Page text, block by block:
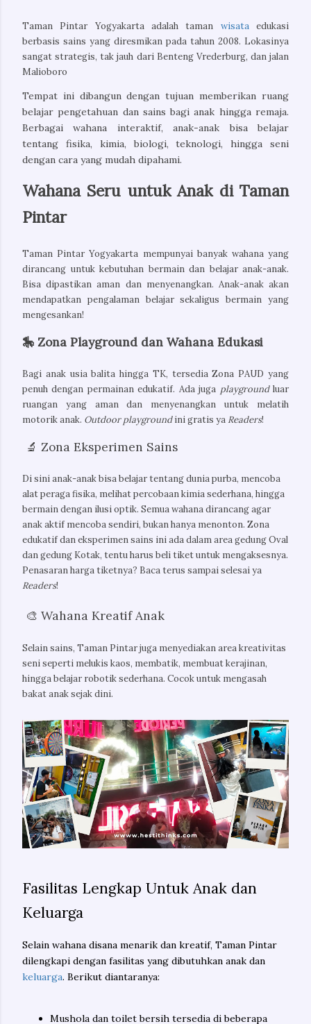
Taman Pintar Yogyakarta adalah taman wisata edukasi
berbasis sains yang diresmikan pada tahun 2008. Lokasinya
sangat strategis, tak jauh dari Benteng Vrederburg, dan jalan
Malioboro
Tempat ini dibangun dengan tujuan memberikan ruang
belajar pengetahuan dan sains bagi anak hingga remaja.
Berbagai wahana interaktif, anak-anak bisa belajar
tentang fisika, kimia, biologi, teknologi, hingga seni
dengan cara yang mudah dipahami.
Wahana Seru untuk Anak di Taman
Pintar
Taman Pintar Yogyakarta mempunyai banyak wahana yang
dirancang untuk kebutuhan bermain dan belajar anak-anak.
Bisa dipastikan aman dan menyenangkan. Anak-anak akan
mendapatkan pengalaman belajar sekaligus bermain yang
mengesankan!
🎠 Zona Playground dan Wahana Edukasi
Bagi anak usia balita hingga TK, tersedia Zona PAUD yang
penuh dengan permainan edukatif. Ada juga playground luar
ruangan yang aman dan menyenangkan untuk melatih
motorik anak. Outdoor playground ini gratis ya Readers!
🔬 Zona Eksperimen Sains
Di sini anak-anak bisa belajar tentang dunia purba, mencoba
alat peraga fisika, melihat percobaan kimia sederhana, hingga
bermain dengan ilusi optik. Semua wahana dirancang agar
anak aktif mencoba sendiri, bukan hanya menonton. Zona
edukatif dan eksperimen sains ini ada dalam area gedung Oval
dan gedung Kotak, tentu harus beli tiket untuk mengaksesnya.
Penasaran harga tiketnya? Baca terus sampai selesai ya
Readers!
🎨 Wahana Kreatif Anak
Selain sains, Taman Pintar juga menyediakan area kreativitas
seni seperti melukis kaos, membatik, membuat kerajinan,
hingga belajar robotik sederhana. Cocok untuk mengasah
bakat anak sejak dini.
Fasilitas Lengkap Untuk Anak dan
Keluarga
Selain wahana disana menarik dan kreatif, Taman Pintar
dilengkapi dengan fasilitas yang dibutuhkan anak dan
keluarga. Berikut diantaranya:
Mushola dan toilet bersih tersedia di beberapa